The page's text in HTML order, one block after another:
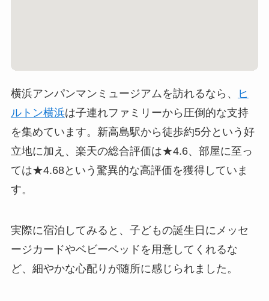
横浜アンパンマンミュージアムを訪れるなら、
ヒ
ルトン横浜は子連れファミリーから圧倒的な支持
を集めています。新高島駅から徒歩約5分という好
立地に加え、楽天の総合評価は★4.6、部屋に至っ
ては★4.68という驚異的な高評価を獲得していま
す。
実際に宿泊してみると、子どもの誕生日にメッセ
ージカードやベビーベッドを用意してくれるな
ど、細やかな心配りが随所に感じられました。